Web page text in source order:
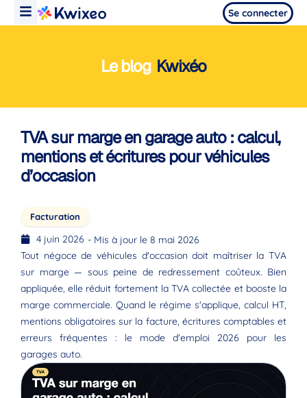
Se connecter
Le blog Kwixéo
TVA sur marge en garage auto : calcul,
mentions et écritures pour véhicules
d’occasion
Facturation
4 juin 2026 - Mis à jour le 8 mai 2026
Tout négoce de véhicules d'occasion doit maîtriser la TVA
sur marge — sous peine de redressement coûteux. Bien
appliquée, elle réduit fortement la TVA collectée et booste la
marge commerciale. Quand le régime s'applique, calcul HT,
mentions obligatoires sur la facture, écritures comptables et
erreurs fréquentes : le mode d'emploi 2026 pour les
garages auto.